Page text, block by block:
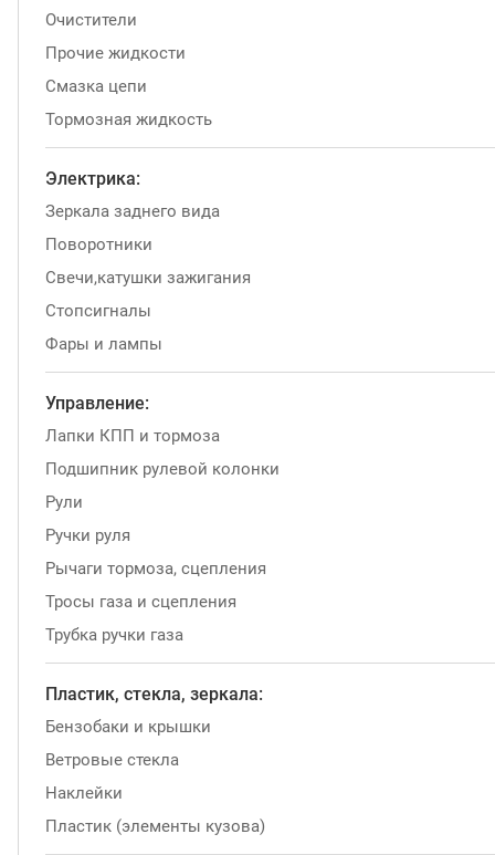
Очистители
Прочие жидкости
Смазка цепи
Тормозная жидкость
Электрика:
Зеркала заднего вида
Поворотники
Свечи,катушки зажигания
Стопсигналы
Фары и лампы
Управление:
Лапки КПП и тормоза
Подшипник рулевой колонки
Рули
Ручки руля
Рычаги тормоза, сцепления
Тросы газа и сцепления
Трубка ручки газа
Пластик, стекла, зеркала:
Бензобаки и крышки
Ветровые стекла
Наклейки
Пластик (элементы кузова)